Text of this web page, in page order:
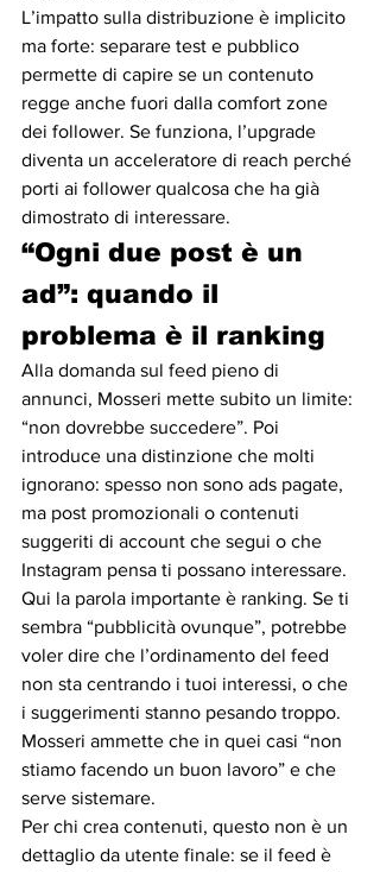
L’impatto sulla distribuzione è implicito
ma forte: separare test e pubblico
permette di capire se un contenuto
regge anche fuori dalla comfort zone
dei follower. Se funziona, l’upgrade
diventa un acceleratore di reach perché
porti ai follower qualcosa che ha già
dimostrato di interessare.
“Ogni due post è un
ad”: quando il
problema è il ranking
Alla domanda sul feed pieno di
annunci, Mosseri mette subito un limite:
“non dovrebbe succedere”. Poi
introduce una distinzione che molti
ignorano: spesso non sono ads pagate,
ma post promozionali o contenuti
suggeriti di account che segui o che
Instagram pensa ti possano interessare.
Qui la parola importante è ranking. Se ti
sembra “pubblicità ovunque”, potrebbe
voler dire che l’ordinamento del feed
non sta centrando i tuoi interessi, o che
i suggerimenti stanno pesando troppo.
Mosseri ammette che in quei casi “non
stiamo facendo un buon lavoro” e che
serve sistemare.
Per chi crea contenuti, questo non è un
dettaglio da utente finale: se il feed è